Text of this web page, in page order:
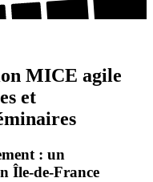
MICE agile
et
: un
Île-de-France